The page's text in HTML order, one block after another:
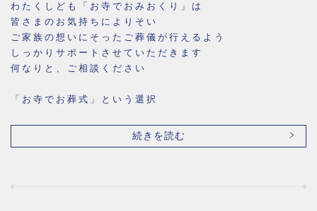
わたくしども「お寺でおみおくり」は
皆さまのお気持ちによりそい
ご家族の想いにそったご葬儀が行えるよう
しっかりサポートさせていただきます
何なりと、ご相談ください
「お寺でお葬式」という選択
続きを読む